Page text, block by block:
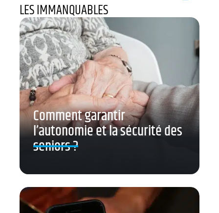
LES IMMANQUABLES
Comment garantir
l’autonomie et la sécurité des
seniors ?